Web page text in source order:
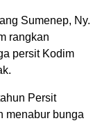
Sumenep, Ny.
rangkan
persit Kodim
Persit
menabur bunga